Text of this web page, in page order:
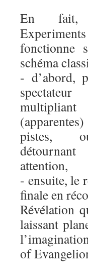
En fait,
fonctionne
schéma
- d’abord,
pistes,
attention,
- ensuite, le
finale en
Révélation
laissant
of